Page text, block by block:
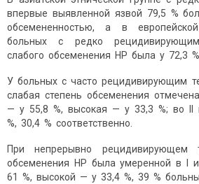
впервые выявленной язвой 79,5 %
обсемененностью, а в
больных с редко
слабого обсеменения НР была у 72,3
У больных с часто рецидивирующим
слабая степень обсеменения
— у 55,8 %, высокая — у 33,3 %; во II
%, 30,4 % соответственно.
При непрерывно рецидивирующем
обсеменения НР была умеренной в I
61 %, высокой — у 33,4 %, 39 %